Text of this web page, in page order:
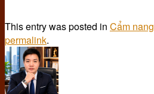
This entry was posted in Cẩm nang
permalink.